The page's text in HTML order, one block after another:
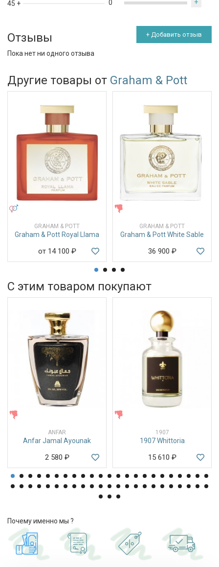
45 + 0 +
Отзывы + Добавить отзыв
Пока нет ни одного отзыва
Другие товары от Graham & Pott
GRAHAM & POTT
Graham & Pott Royal Llama
от 14 100 ₽
GRAHAM & POTT
Graham & Pott White Sable
36 900 ₽
С этим товаром покупают
ANFAR
Anfar Jamal Ayounak
2 580 ₽
1907
1907 Whittoria
15 610 ₽
Почему именно мы ?